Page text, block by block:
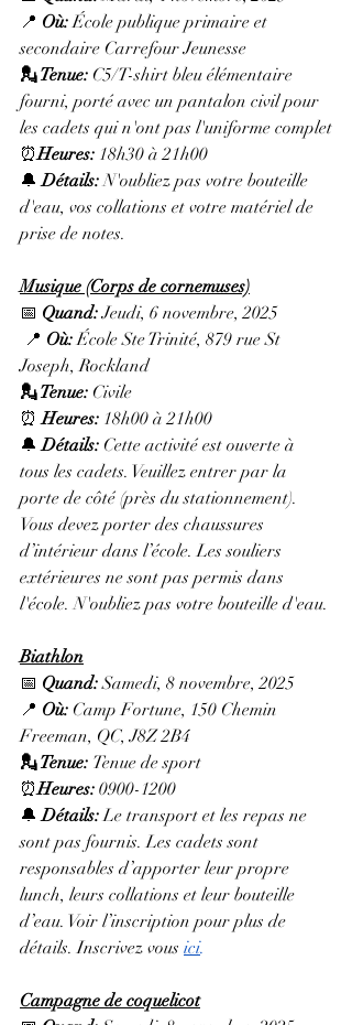
📍 Où: École publique primaire et
secondaire Carrefour Jeunesse
💂 Tenue: C5/T-shirt bleu élémentaire
fourni, porté avec un pantalon civil pour
les cadets qui n'ont pas l'uniforme complet
⏰Heures: 18h30 à 21h00
🔔 Détails: N'oubliez pas votre bouteille
d'eau, vos collations et votre matériel de
prise de notes.
Musique (Corps de cornemuses)
📅 Quand: Jeudi, 6 novembre, 2025
📍 Où: École Ste Trinité, 879 rue St
Joseph, Rockland
💂 Tenue: Civile
⏰ Heures: 18h00 à 21h00
🔔 Détails: Cette activité est ouverte à
tous les cadets. Veuillez entrer par la
porte de côté (près du stationnement).
Vous devez porter des chaussures
d’intérieur dans l’école. Les souliers
extérieures ne sont pas permis dans
l'école. N'oubliez pas votre bouteille d'eau.
Biathlon
📅 Quand: Samedi, 8 novembre, 2025
📍 Où: Camp Fortune, 150 Chemin
Freeman, QC, J8Z 2B4
💂 Tenue: Tenue de sport
⏰Heures: 0900-1200
🔔 Détails: Le transport et les repas ne
sont pas fournis. Les cadets sont
responsables d’apporter leur propre
lunch, leurs collations et leur bouteille
d’eau. Voir l’inscription pour plus de
détails. Inscrivez vous ici.
Campagne de coquelicot